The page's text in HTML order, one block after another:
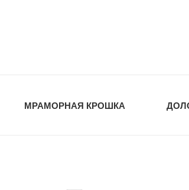
МРАМОРНАЯ КРОШКА